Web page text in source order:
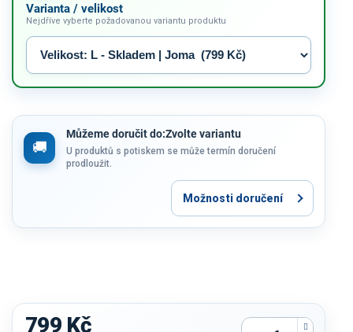
Varianta / velikost
Nejdříve vyberte požadovanou variantu produktu
Můžeme doručit do:Zvolte variantu
U produktů s potiskem se může termín doručení
prodloužit.
Možnosti doručení
799 Kč